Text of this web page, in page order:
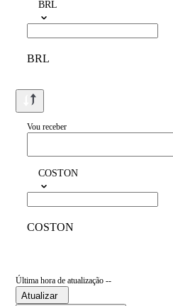
BRL
BRL
Vou receber
COSTON
COSTON
Última hora de atualização --
Atualizar